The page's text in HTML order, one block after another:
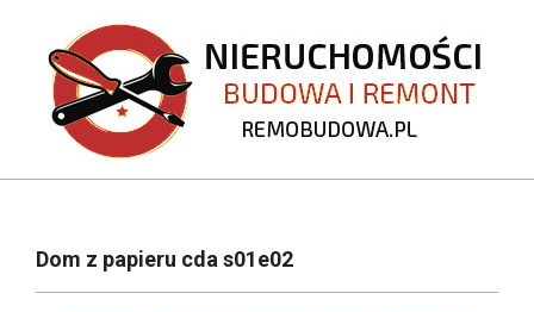
content
REMOBUDOWA.PL
NavigationDom z papieru cda s01e02